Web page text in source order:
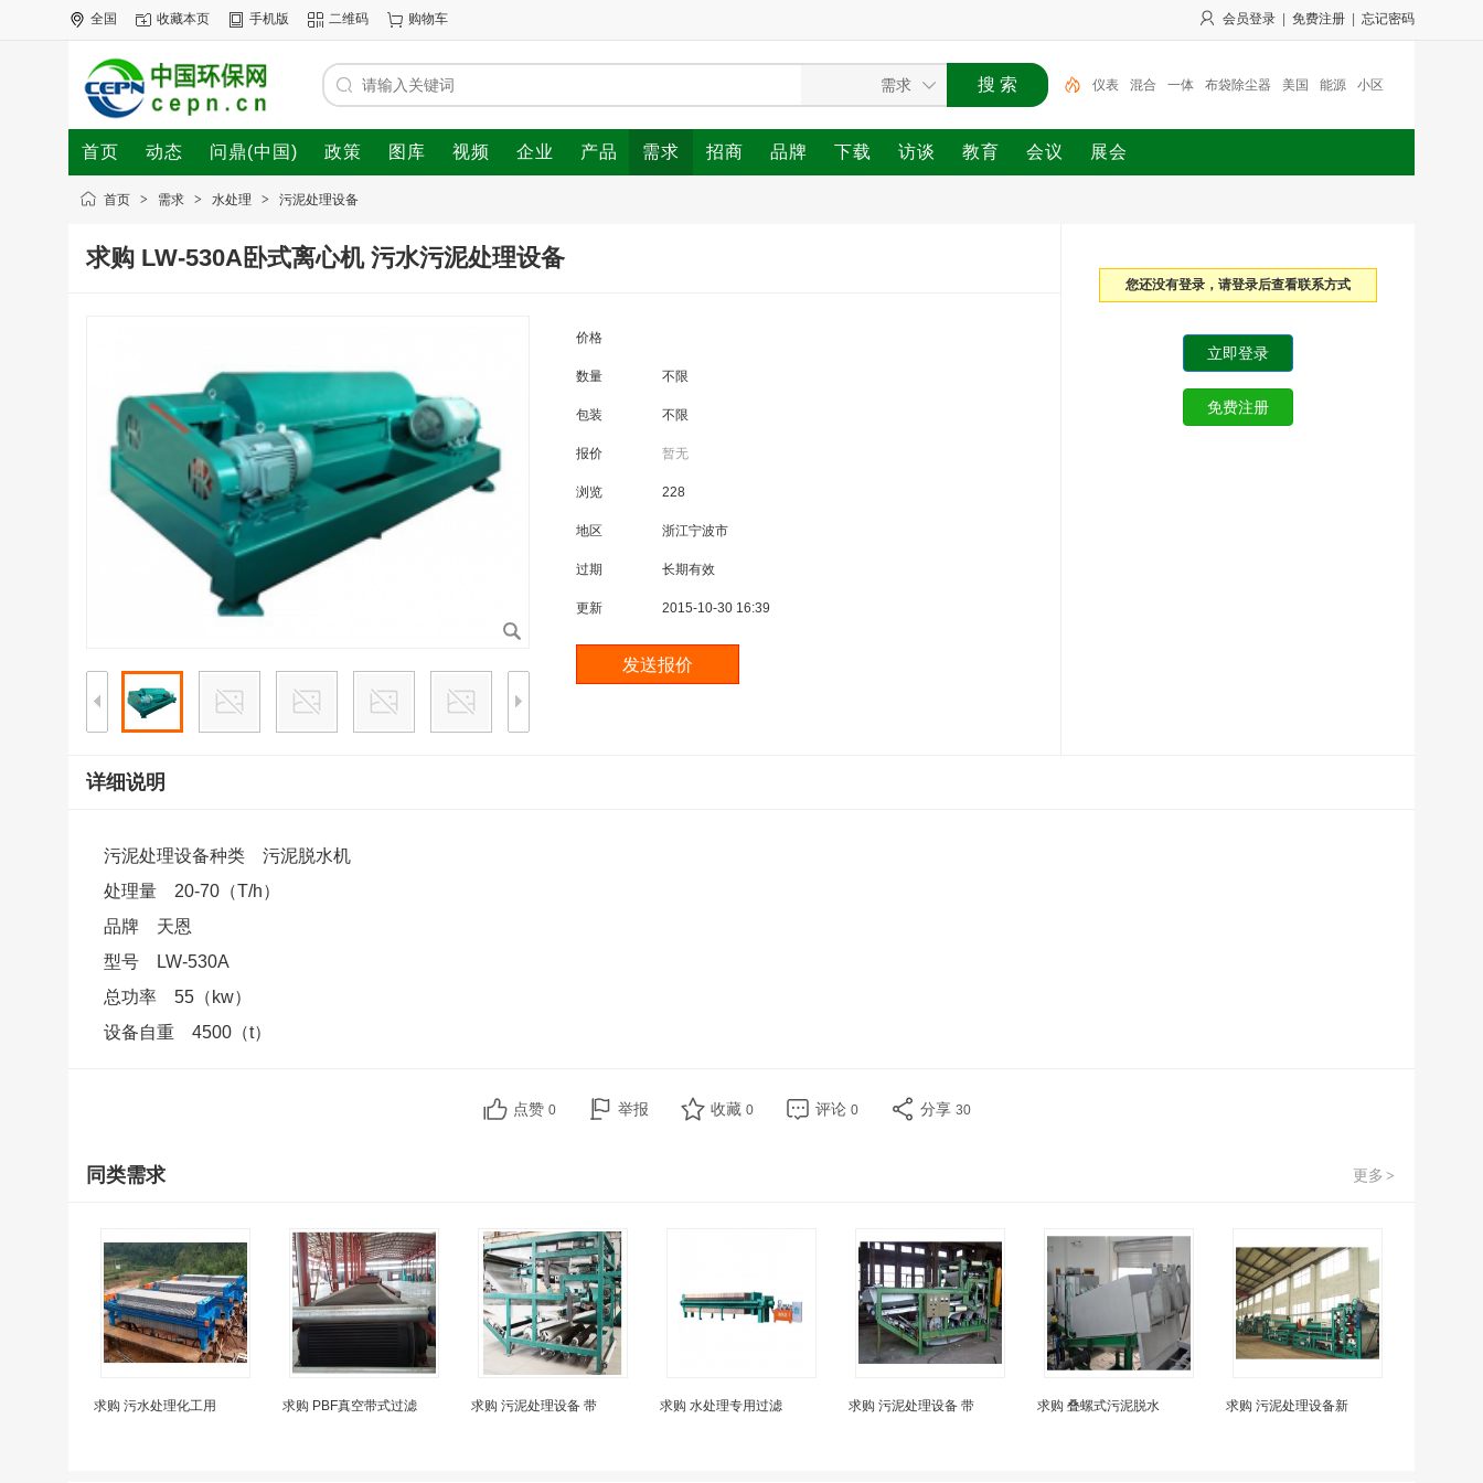
会员登录 免费注册 忘记密码
全国 收藏本页 手机版 二维码 购物车
仪表 混合 一体 布袋除尘器 美国 能源 小区
低温等离子 生物质 节能灯
首页 动态 问鼎(中国) 政策 图库 视频 企业 产品 需求 招商 品牌 下载 访谈 教育 会议 展会
首页 > 需求 > 水处理 > 污泥处理设备
求购 LW-530A卧式离心机 污水污泥处理设备
价格
数量 不限
包装 不限
报价 暂无
浏览 228
地区 浙江宁波市
过期 长期有效
更新 2015-10-30 16:39
您还没有登录，请登录后查看联系方式
详细说明
污泥处理设备种类 污泥脱水机
处理量 20-70（T/h）
品牌 天恩
型号 LW-530A
总功率 55（kw）
设备自重 4500（t）
点赞 0 举报 收藏 0 评论 0 分享 30
更多 >
同类需求
求购 污水处理化工用 求购 PBF真空带式过滤 求购 污泥处理设备 带 求购 水处理专用过滤 求购 污泥处理设备 带 求购 叠螺式污泥脱水 求购 污泥处理设备新